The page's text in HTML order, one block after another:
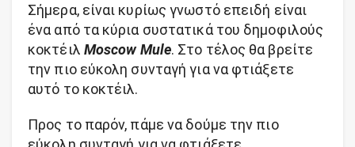
Σήμερα, είναι κυρίως γνωστό επειδή είναι
ένα από τα κύρια συστατικά του δημοφιλούς
κοκτέιλ Moscow Mule. Στο τέλος θα βρείτε
την πιο εύκολη συνταγή για να φτιάξετε
αυτό το κοκτέιλ.
Προς το παρόν, πάμε να δούμε την πιο